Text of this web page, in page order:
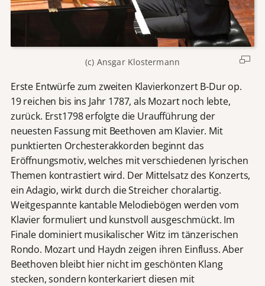
(c) Ansgar Klostermann
Erste Entwürfe zum zweiten Klavierkonzert B-Dur op.
19 reichen bis ins Jahr 1787, als Mozart noch lebte,
zurück. Erst1798 erfolgte die Uraufführung der
neuesten Fassung mit Beethoven am Klavier. Mit
punktierten Orchesterakkorden beginnt das
Eröffnungsmotiv, welches mit verschiedenen lyrischen
Themen kontrastiert wird. Der Mittelsatz des Konzerts,
ein Adagio, wirkt durch die Streicher choralartig.
Weitgespannte kantable Melodiebögen werden vom
Klavier formuliert und kunstvoll ausgeschmückt. Im
Finale dominiert musikalischer Witz im tänzerischen
Rondo. Mozart und Haydn zeigen ihren Einfluss. Aber
Beethoven bleibt hier nicht im geschönten Klang
stecken, sondern konterkariert diesen mit